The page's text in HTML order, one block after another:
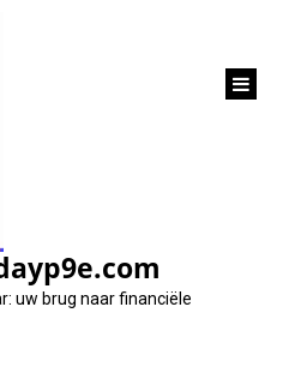
uw brug naar financiële